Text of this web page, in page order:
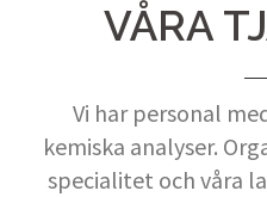
VÅRA
Vi har personal
kemiska analyser.
specialitet och våra